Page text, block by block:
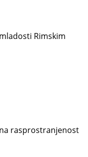
Rimskim
rasprostranjenost